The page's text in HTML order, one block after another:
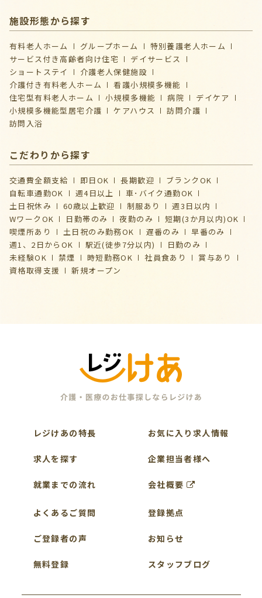
施設形態から探す
有料老人ホーム グループホーム
特別養護老人ホーム
サービス付き高齢者向け住宅
デイサービス
ショートステイ
介護⽼⼈保健施設
介護付き有料老人ホーム
看護小規模多機能
住宅型有料老人ホーム
小規模多機能 病院
デイケア
⼩規模多機能型居宅介護
ケアハウス
訪問介護
訪問入浴
こだわりから探す
交通費全額支給 即日OK 長期歓迎
ブランクOK
自転車通勤OK
週4日以上
車･バイク通勤OK
土日祝休み
60歳以上歓迎 制服あり
週3日以内
WワークOK
日勤帯のみ 夜勤のみ
短期(3か月以内)OK
喫煙所あり
土日祝のみ勤務OK 遅番のみ
早番のみ
週1、2日からOK
駅近(徒歩7分以内)
日勤のみ
未経験OK
禁煙 時短勤務OK 社員食あり
賞与あり
資格取得支援
新規オープン
レジけあの特長
求人を探す
就業までの流れ
よくあるご質問
ご登録者の声
無料登録
お気に入り求人情報
企業担当者様へ
会社概要
登録拠点
お知らせ
スタッフブログ